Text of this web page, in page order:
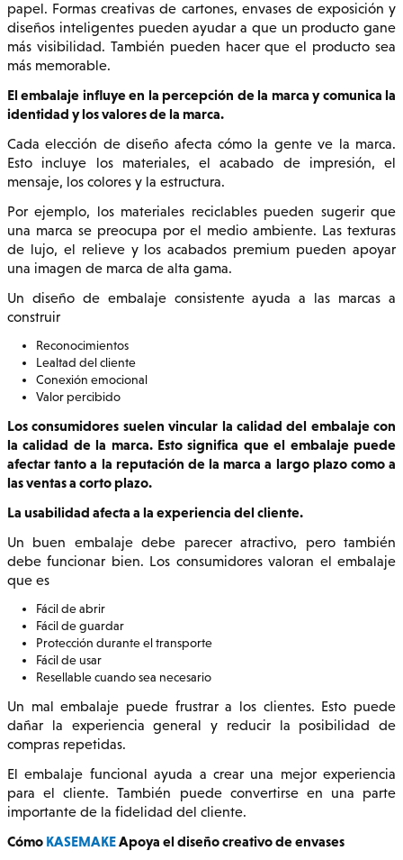
papel. Formas creativas de cartones, envases de exposición y
diseños inteligentes pueden ayudar a que un producto gane
más visibilidad. También pueden hacer que el producto sea
más memorable.
El embalaje influye en la percepción de la marca y comunica la
identidad y los valores de la marca.
Cada elección de diseño afecta cómo la gente ve la marca.
Esto incluye los materiales, el acabado de impresión, el
mensaje, los colores y la estructura.
Por ejemplo, los materiales reciclables pueden sugerir que
una marca se preocupa por el medio ambiente. Las texturas
de lujo, el relieve y los acabados premium pueden apoyar
una imagen de marca de alta gama.
Un diseño de embalaje consistente ayuda a las marcas a
construir
Reconocimientos
Lealtad del cliente
Conexión emocional
Valor percibido
Los consumidores suelen vincular la calidad del embalaje con
la calidad de la marca. Esto significa que el embalaje puede
afectar tanto a la reputación de la marca a largo plazo como a
las ventas a corto plazo.
La usabilidad afecta a la experiencia del cliente.
Un buen embalaje debe parecer atractivo, pero también
debe funcionar bien. Los consumidores valoran el embalaje
que es
Fácil de abrir
Fácil de guardar
Protección durante el transporte
Fácil de usar
Resellable cuando sea necesario
Un mal embalaje puede frustrar a los clientes. Esto puede
dañar la experiencia general y reducir la posibilidad de
compras repetidas.
El embalaje funcional ayuda a crear una mejor experiencia
para el cliente. También puede convertirse en una parte
importante de la fidelidad del cliente.
Cómo KASEMAKEApoya el diseño creativo de envases